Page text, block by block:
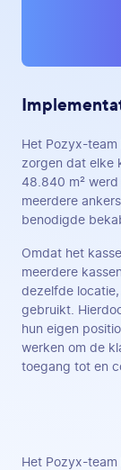
Het Pozyx-
zorgen dat elke
48.840 m²
meerdere
benodigde
Omdat het
meerdere
dezelfde
gebruikt.
hun eigen
werken om de
toegang tot en
Het Pozyx-